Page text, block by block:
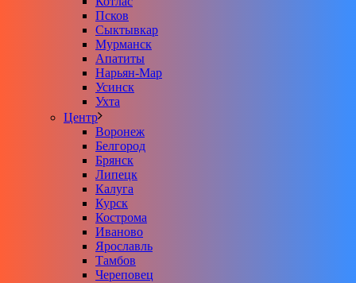
Псков
Сыктывкар
Мурманск
Апатиты
Нарьян-Мар
Усинск
Ухта
Центр
Воронеж
Белгород
Брянск
Липецк
Калуга
Курск
Кострома
Иваново
Ярославль
Тамбов
Череповец